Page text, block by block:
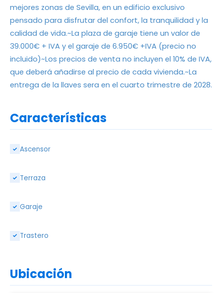
mejores zonas de Sevilla, en un edificio exclusivo
pensado para disfrutar del confort, la tranquilidad y la
calidad de vida.~La plaza de garaje tiene un valor de
39.000€ + IVA y el garaje de 6.950€ +IVA (precio no
incluido)~Los precios de venta no incluyen el 10% de IVA,
que deberá añadirse al precio de cada vivienda.~La
entrega de la llaves sera en el cuarto trimestre de 2028.
Características
✓ Ascensor
✓ Terraza
✓ Garaje
✓ Trastero
Ubicación